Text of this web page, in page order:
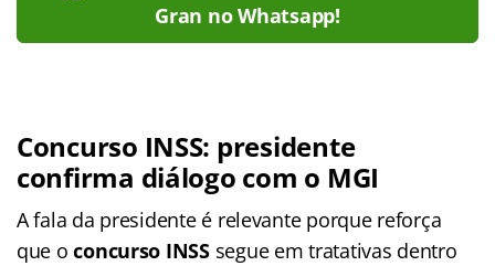
Gran no Whatsapp!
Concurso INSS: presidente
confirma diálogo com o MGI
A fala da presidente é relevante porque reforça
que o concurso INSS segue em tratativas dentro